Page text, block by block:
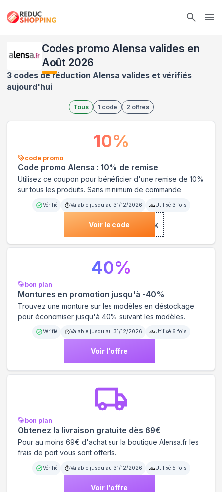
Codes promo Alensa valides en
Août 2026
3 codes de réduction Alensa valides et vérifiés
aujourd'hui
Tous 1 code 2 offres
code promo
Code promo Alensa : 10% de remise
Utilisez ce coupon pour bénéficier d'une remise de 10%
sur tous les produits. Sans minimum de commande
Vérifié Valable jusqu'au 31/12/2026 Utilisé 3 fois
Voir le code***E10BK
10%
bon plan
Montures en promotion jusqu'à -40%
Trouvez une monture sur les modèles en déstockage
pour économiser jusqu'à 40% suivant les modèles.
Vérifié Valable jusqu'au 31/12/2026 Utilisé 6 fois
Voir l'offre
40%
bon plan
Obtenez la livraison gratuite dès 69€
Pour au moins 69€ d'achat sur la boutique Alensa.fr les
frais de port vous sont offerts.
Vérifié Valable jusqu'au 31/12/2026 Utilisé 5 fois
Voir l'offre